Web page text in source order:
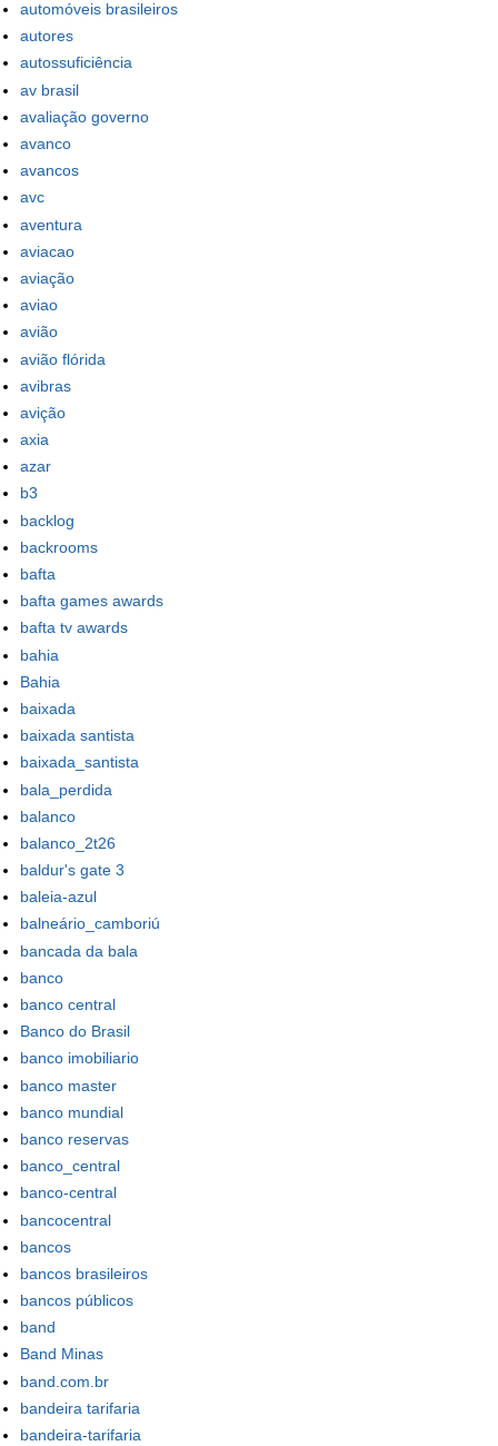
automóveis brasileiros
autores
autossuficiência
av brasil
avaliação governo
avanco
avancos
avc
aventura
aviacao
aviação
aviao
avião
avião flórida
avibras
avição
axia
azar
b3
backlog
backrooms
bafta
bafta games awards
bafta tv awards
bahia
Bahia
baixada
baixada santista
baixada_santista
bala_perdida
balanco
balanco_2t26
baldur's gate 3
baleia-azul
balneário_camboriú
bancada da bala
banco
banco central
Banco do Brasil
banco imobiliario
banco master
banco mundial
banco reservas
banco_central
banco-central
bancocentral
bancos
bancos brasileiros
bancos públicos
band
Band Minas
band.com.br
bandeira tarifaria
bandeira-tarifaria